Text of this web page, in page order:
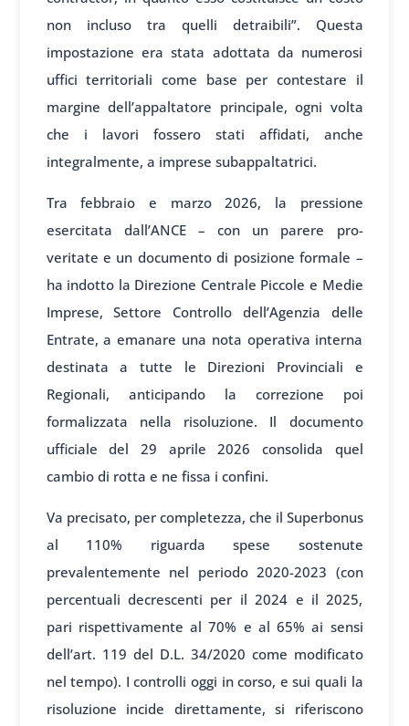
non incluso tra quelli detraibili”. Questa
impostazione era stata adottata da numerosi
uffici territoriali come base per contestare il
margine dell’appaltatore principale, ogni volta
che i lavori fossero stati affidati, anche
integralmente, a imprese subappaltatrici.
Tra febbraio e marzo 2026, la pressione
esercitata dall’ANCE – con un parere pro-
veritate e un documento di posizione formale –
ha indotto la Direzione Centrale Piccole e Medie
Imprese, Settore Controllo dell’Agenzia delle
Entrate, a emanare una nota operativa interna
destinata a tutte le Direzioni Provinciali e
Regionali, anticipando la correzione poi
formalizzata nella risoluzione. Il documento
ufficiale del 29 aprile 2026 consolida quel
cambio di rotta e ne fissa i confini.
Va precisato, per completezza, che il Superbonus
al 110% riguarda spese sostenute
prevalentemente nel periodo 2020-2023 (con
percentuali decrescenti per il 2024 e il 2025,
pari rispettivamente al 70% e al 65% ai sensi
dell’art. 119 del D.L. 34/2020 come modificato
nel tempo). I controlli oggi in corso, e sui quali la
risoluzione incide direttamente, si riferiscono